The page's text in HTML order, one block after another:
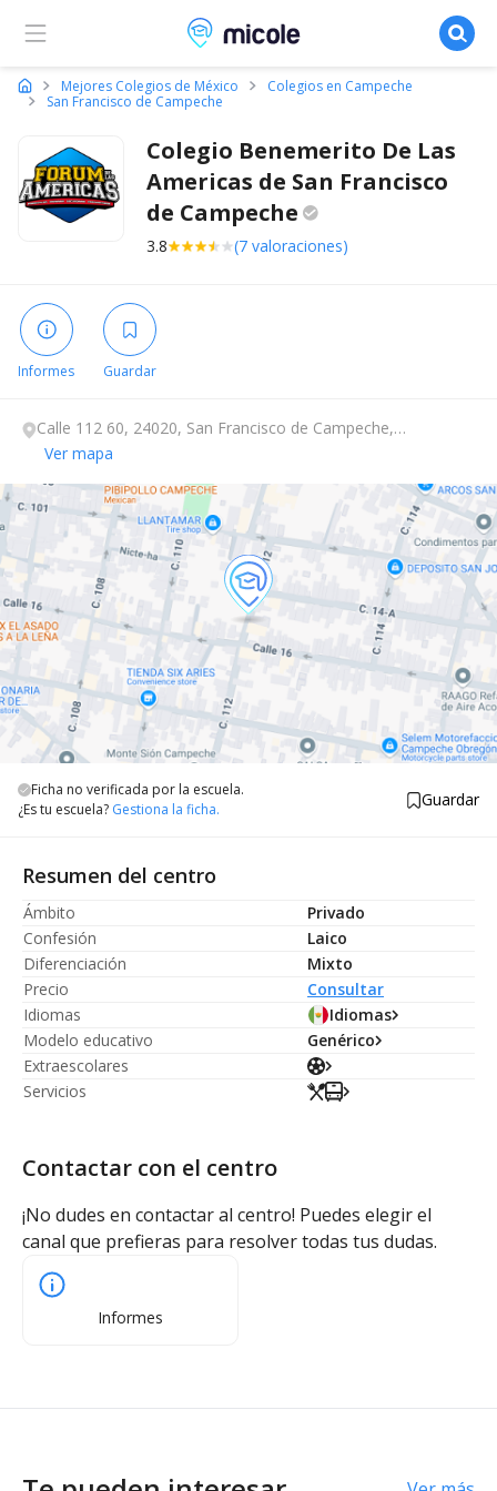
Micole, buscador de colegios
Mejores Colegios de México
Colegios en Campeche
San Francisco de Campeche
Colegio Benemerito De Las
Americas de San Francisco
de Campeche
3.8 (7 valoraciones)
Informes Guardar
Calle 112 60, 24020, San Francisco de Campeche,
Campeche.
Ver mapa
Ficha no verificada por la escuela.
¿Es tu escuela? Gestiona la ficha. Guardar
Resumen del centro
Ámbito
Privado
Confesión
Laico
Diferenciación
Mixto
Precio
Consultar
Idiomas
Idiomas
Modelo educativo
Genérico
Extraescolares
Servicios
Contactar con el centro
¡No dudes en contactar al centro! Puedes elegir el
canal que prefieras para resolver todas tus dudas.
Informes